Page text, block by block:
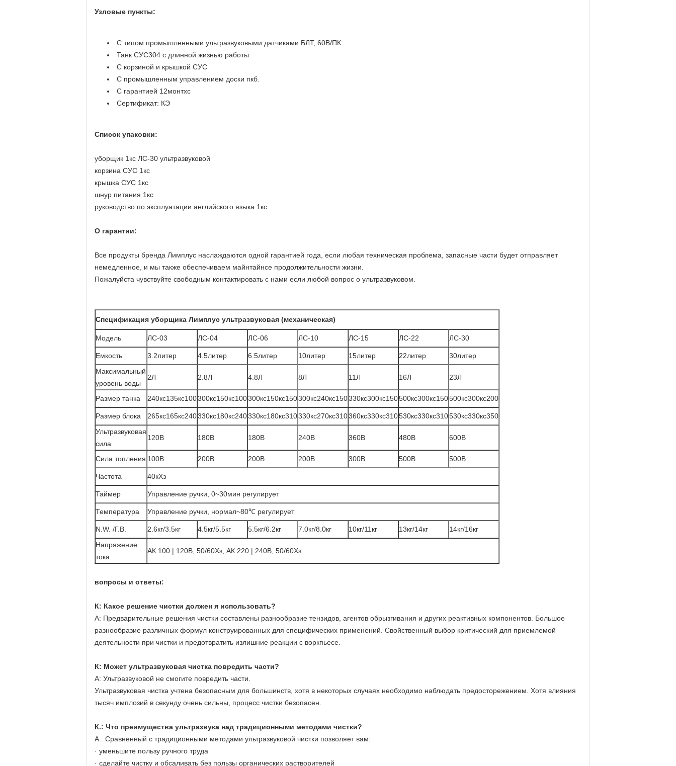
Узловые пункты:
С типом промышленными ультразвуковыми датчиками БЛТ, 60В/ПК
Танк СУС304 с длинной жизнью работы
С корзиной и крышкой СУС
С промышленным управлением доски пкб.
С гарантией 12монтхс
Сертификат: КЭ
Список упаковки:
уборщик 1кс ЛС-30 ультразвуковой
корзина СУС 1кс
крышка СУС 1кс
шнур питания 1кс
руководство по эксплуатации английского языка 1кс
О гарантии:
Все продукты бренда Лимплус наслаждаются одной гарантией года, если любая техническая проблема, запасные части будет отправляет
немедленное, и мы также обеспечиваем майнтайнсе продолжительности жизни.
Пожалуйста чувствуйте свободным контактировать с нами если любой вопрос о ультразвуковом.
Спецификация уборщика Лимплус ультразвуковая (механическая)
Модель ЛС-03 ЛС-04 ЛС-06 ЛС-10 ЛС-15 ЛС-22 ЛС-30
Емкость 3.2литер 4.5литер 6.5литер 10литер 15литер 22литер
30литер
Максимальный
уровень воды
2Л 2.8Л 4.8Л 8Л 11Л 16Л 23Л
Размер танка 240кс135кс100300кс150кс100300кс150кс150300кс240кс150330кс300кс150500кс300кс150500кс300кс200
Размер блока 265кс165кс240330кс180кс240330кс180кс310330кс270кс310360кс330кс310530кс330кс310530кс330кс350
Ультразвуковая
сила
120В 180В 180В 240В 360В 480В 600В
Сила топления 100В 200В 200В 200В 300В 500В 500В
Частота 40кХз
Таймер Управление ручки, 0~30мин регулирует
Температура Управление ручки, нормал~80℃ регулирует
N.W. /Г.В. 2.6кг/3.5кг 4.5кг/5.5кг 5.5кг/6.2кг 7.0кг/8.0кг 10кг/11кг 13кг/14кг
14кг/16кг
Напряжение
тока
АК 100 | 120В, 50/60Хз; АК 220 | 240В, 50/60Хз
вопросы и ответы:
К: Какое решение чистки должен я использовать?
А: Предварительные решения чистки составлены разнообразие тензидов, агентов обрызгивания и других реактивных компонентов. Большое
разнообразие различных формул конструированных для специфических применений. Свойственный выбор критический для приемлемой
деятельности при чистки и предотвратить излишние реакции с воркпьесе.
К: Может ультразвуковая чистка повредить части?
А: Ультразвуковой не смогите повредить части.
Ультразвуковая чистка учтена безопасным для большинств, хотя в некоторых случаях необходимо наблюдать предосторежением. Хотя влияния
тысяч имплозий в секунду очень сильны, процесс чистки безопасен.
К.: Что преимущества ультразвука над традиционными методами чистки?
А.: Сравненный с традиционными методами ультразвуковой чистки позволяет вам:
· уменьшите пользу ручного труда
· сделайте чистку и обсаливать без пользы органических растворителей